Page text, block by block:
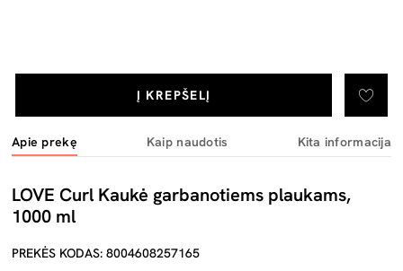
Į KREPŠELĮ
Apie prekę Kaip naudotis Kita informacija
LOVE Curl Kaukė garbanotiems plaukams,
1000 ml
PREKĖS KODAS: 8004608257165